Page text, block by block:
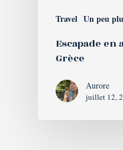
Travel Un peu
Escapade
Grèce
Aurore
juillet 12,